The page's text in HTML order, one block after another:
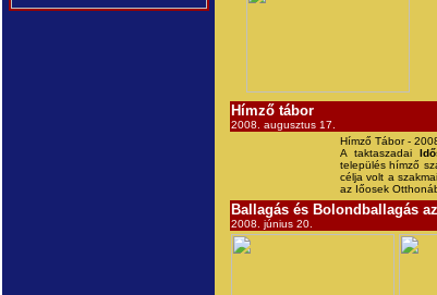
Hímző tábor
2008. augusztus 17.
Hímző Tábor -
A taktaszadai
település hímző
célja volt a
az Iőosek
Ballagás és Bolondballagás
2008. június 20.